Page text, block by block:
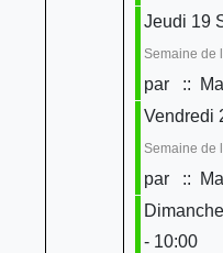
Jeudi 19
Semaine de
par
::
Vendredi
Semaine de
par
::
- 10:00